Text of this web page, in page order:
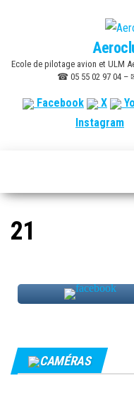
content
Ecole de pilotage avion et ULM
☎ 05 55 02 97 04 –
Facebook X
Instagram
21
CAMÉRAS